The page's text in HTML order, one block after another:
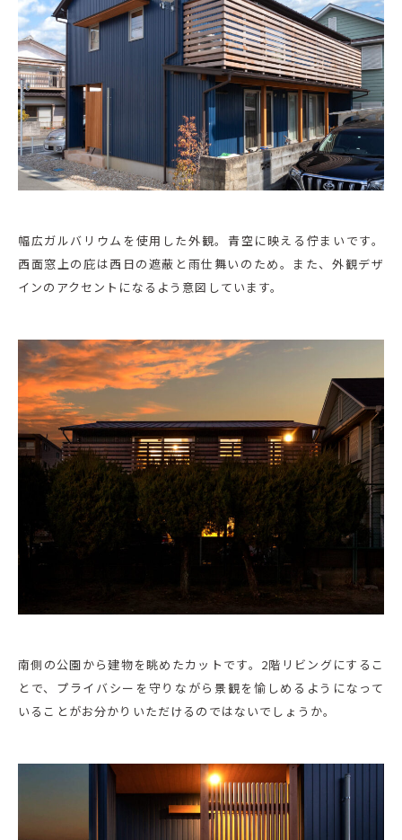
幅広ガルバリウムを使用した外観。青空に映える佇まいです。
西面窓上の庇は西日の遮蔽と雨仕舞いのため。また、外観デザ
インのアクセントになるよう意図しています。
南側の公園から建物を眺めたカットです。2階リビングにするこ
とで、プライバシーを守りながら景観を愉しめるようになって
いることがお分かりいただけるのではないでしょうか。